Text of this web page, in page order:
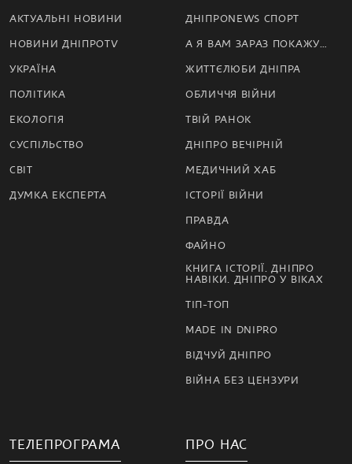
АКТУАЛЬНІ НОВИНИ
НОВИНИ ДНІПРОTV
УКРАЇНА
ПОЛІТИКА
ЕКОЛОГІЯ
СУСПІЛЬСТВО
СВІТ
ДУМКА ЕКСПЕРТА
ДНІПРОNEWS СПОРТ
А Я ВАМ ЗАРАЗ ПОКАЖУ…
ЖИТТЄЛЮБИ ДНІПРА
ОБЛИЧЧЯ ВІЙНИ
ТВІЙ РАНОК
ДНІПРО ВЕЧІРНІЙ
МЕДИЧНИЙ ХАБ
ІСТОРІЇ ВІЙНИ
ПРАВДА
ФАЙНО
КНИГА ІСТОРІЇ. ДНІПРО
НАВІКИ. ДНІПРО У ВІКАХ
ТІП-ТОП
MADE IN DNIPRO
ВІДЧУЙ ДНІПРО
ВІЙНА БЕЗ ЦЕНЗУРИ
ТЕЛЕПРОГРАМА ПРО НАС